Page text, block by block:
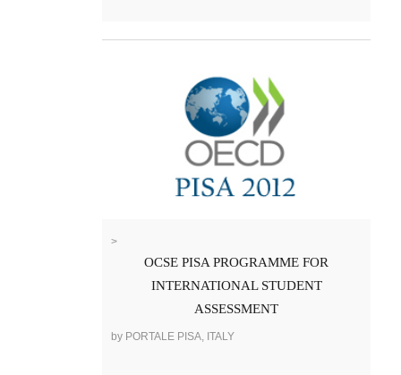
>
OCSE PISA PROGRAMME FOR
INTERNATIONAL STUDENT
ASSESSMENT
by PORTALE PISA, ITALY